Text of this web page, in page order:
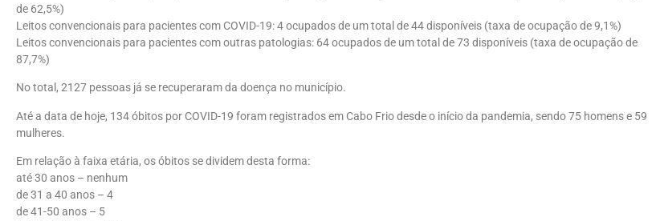
de 62,5%)
Leitos convencionais para pacientes com COVID-19: 4 ocupados de um total de 44 disponíveis (taxa de ocupação de 9,1%)
Leitos convencionais para pacientes com outras patologias: 64 ocupados de um total de 73 disponíveis (taxa de ocupação de
87,7%)
No total, 2127 pessoas já se recuperaram da doença no município.
Até a data de hoje, 134 óbitos por COVID-19 foram registrados em Cabo Frio desde o início da pandemia, sendo 75 homens e 59
mulheres.
Em relação à faixa etária, os óbitos se dividem desta forma:
até 30 anos – nenhum
de 31 a 40 anos – 4
de 41-50 anos – 5